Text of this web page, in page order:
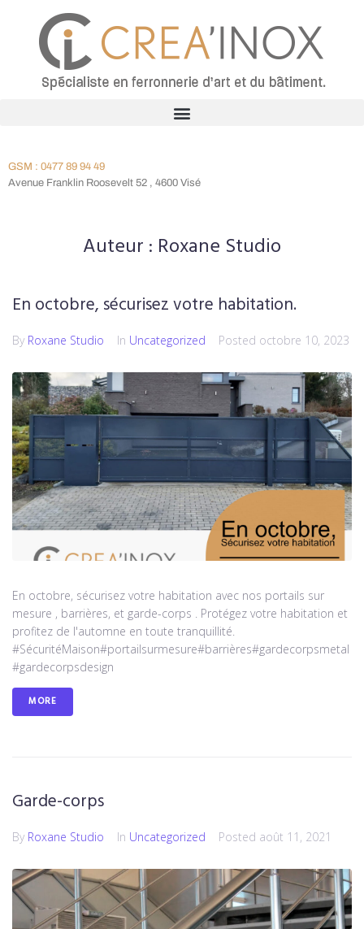
GSM : 0477 89 94 49
Avenue Franklin Roosevelt 52 , 4600 Visé
Auteur : Roxane Studio
En octobre, sécurisez votre habitation.
By Roxane Studio In Uncategorized Posted octobre 10, 2023
En octobre, sécurisez votre habitation avec nos portails sur
mesure , barrières, et garde-corps . Protégez votre habitation et
profitez de l'automne en toute tranquillité.
#SécuritéMaison#portailsurmesure#barrières#gardecorpsmetal
#gardecorpsdesign
MORE
Garde-corps
By Roxane Studio In Uncategorized Posted août 11, 2021